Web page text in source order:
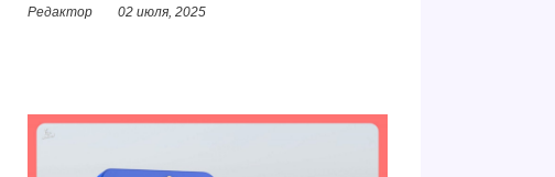
Редактор 02 июля, 2025